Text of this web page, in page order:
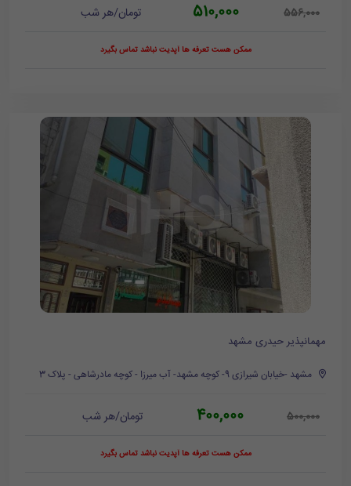
556,000
510,000 تومان/هر شب
ممکن هست تعرفه ها آپدیت نباشد تماس بگیرد
مهمانپذیر حیدری مشهد
مشهد -خیابان شیرازی 9- کوچه مشهد- آب میرزا - کوچه مادرشاهی - پلاک 3
500,000
400,000 تومان/هر شب
ممکن هست تعرفه ها آپدیت نباشد تماس بگیرد